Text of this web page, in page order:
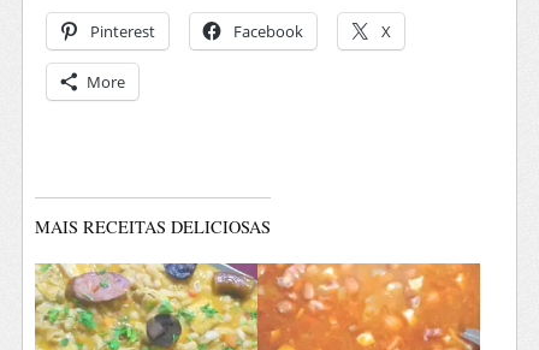
Pinterest Facebook X
More
MAIS RECEITAS DELICIOSAS